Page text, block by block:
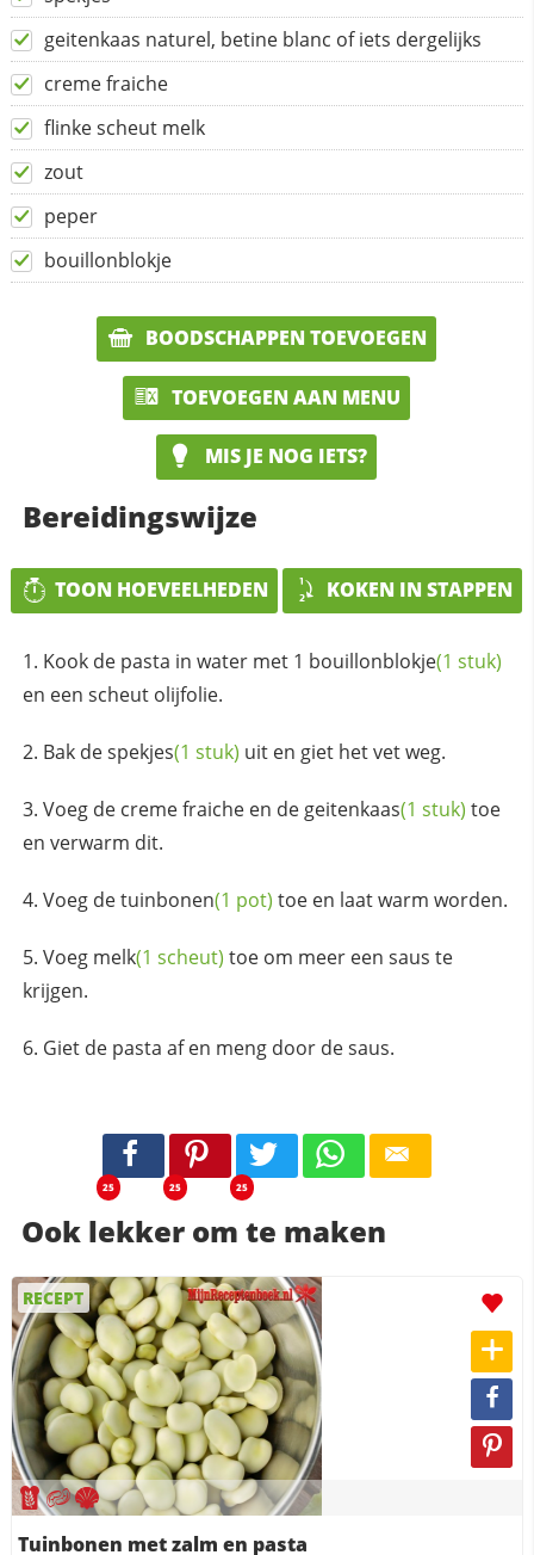
geitenkaas naturel, betine blanc of iets dergelijks
creme fraiche
flinke scheut melk
zout
peper
bouillonblokje
BOODSCHAPPEN TOEVOEGEN
TOEVOEGEN AAN MENU
MIS JE NOG IETS?
Bereidingswijze
TOON HOEVEELHEDEN KOKEN IN STAPPEN
Kook de pasta in water met 1 bouillonblokje(1 stuk)
en een scheut olijfolie.
Bak despekjes(1 stuk) uit en giet het vet weg.
Voeg de creme fraiche en de geitenkaas(1 stuk) toe
en verwarm dit.
Voeg detuinbonen(1 pot) toe en laat warm worden.
Voeg melk(1 scheut) toe om meer een saus te
krijgen.
Giet de pasta af en meng door de saus.
25 25 25
Ook lekker om te maken
RECEPT
Tuinbonen met zalm en pasta